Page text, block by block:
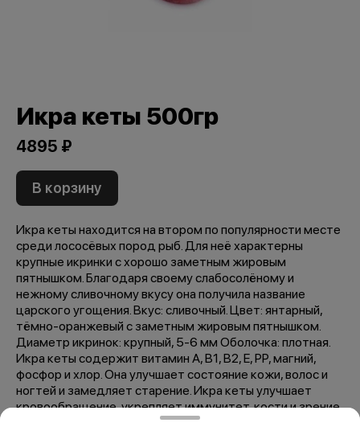
Икра кеты 500гр
4895 ₽
В корзину
Икра кеты находится на втором по популярности месте
среди лососёвых пород рыб. Для неё характерны
крупные икринки с хорошо заметным жировым
пятнышком. Благодаря своему слабосолёному и
нежному сливочному вкусу она получила название
царского угощения. Вкус: сливочный. Цвет: янтарный,
тёмно-оранжевый с заметным жировым пятнышком.
Диаметр икринок: крупный, 5-6 мм Оболочка: плотная.
Икра кеты содержит витамин A, B1, B2, E, PP, магний,
фосфор и хлор. Она улучшает состояние кожи, волос и
ногтей и замедляет старение. Икра кеты улучшает
кровообращение, укрепляет иммунитет, кости и зрение.
Калорийность в 100 г. продукта - 240 ккал, 1030 кДж.